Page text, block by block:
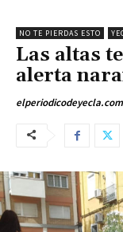
NO TE PIERDAS ESTO
Las altas
alerta
elperiodicodeyecla.com